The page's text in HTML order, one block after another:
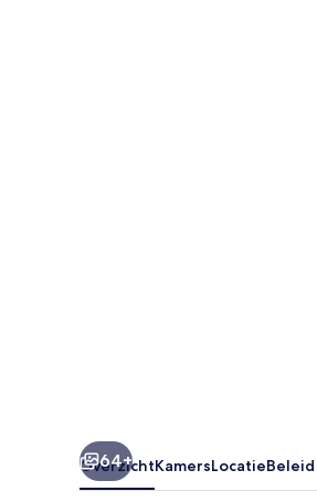
64+
OverzichtKamersLocatieBeleid